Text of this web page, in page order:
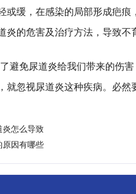
或缓，在感染的局部形成疤
炎的危害及治疗方法，导致不
避免尿道炎给我们带来的伤
就忽视尿道炎这种疾病。必然
炎怎么导致
原因有哪些